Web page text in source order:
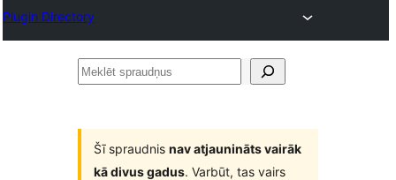
Plugin Directory
Meklēt
Šī spraudnis nav atjaunināts vairāk
kā divus gadus. Varbūt, tas vairs